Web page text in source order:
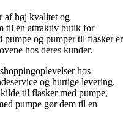
af høj kvalitet og
til en attraktiv butik for
pumpe og pumper til flasker er
hos deres kunder.
hos
og hurtige levering.
til flasker med pumpe,
pumpe gør dem til en